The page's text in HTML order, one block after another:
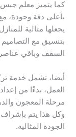
كما يتميز معلم
بأعلى دقة وجودة،
يجعلها مثالية
بتنسيق مع التصاميم
السقف وباقي عناصر
أيضا، تشمل خدمة
العمل، بدءًا من
مرحلة المعجون
وكل هذا يتم
الجودة المثالية.